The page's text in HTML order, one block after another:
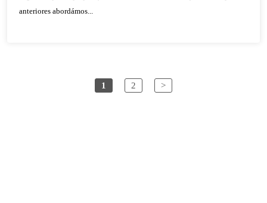
anteriores abordámos...
1 2 >